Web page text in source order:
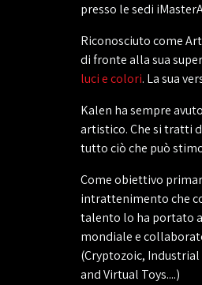
presso le sedi
Riconosciuto come
di fronte alla sua
luci e colori. La sua
Kalen ha sempre
artistico. Che si tratti
tutto ciò che può
Come obiettivo
intrattenimento che
talento lo ha portato
mondiale e
(Cryptozoic,
and Virtual Toys....)